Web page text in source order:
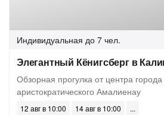
Индивидуальная до 7 чел.
Элегантный Кёнигсберг в
Обзорная прогулка от центра
аристократического Амалиенау
12 авг в 10:00 14 авг в 10:00